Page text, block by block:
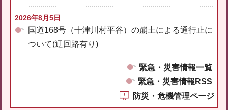
2026年8月5日
国道168号（十津川村平谷）の崩土による通行止に
ついて(迂回路有り)
緊急・災害情報一覧
緊急・災害情報RSS
防災・危機管理ページ